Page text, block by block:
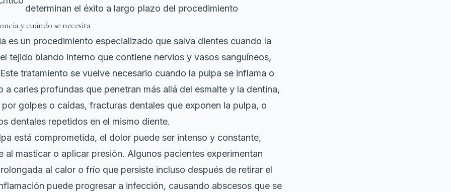
determinan el éxito a largo plazo del procedimiento
y cuándo se necesita
es un procedimiento especializado que salva dientes cuando la
tejido blando interno que contiene nervios y vasos sanguíneos,
tratamiento se vuelve necesario cuando la pulpa se inflama o
a caries profundas que penetran más allá del esmalte y la dentina,
golpes o caídas, fracturas dentales que exponen la pulpa, o
dentales repetidos en el mismo diente.
está comprometida, el dolor puede ser intenso y constante,
al masticar o aplicar presión. Algunos pacientes experimentan
al calor o frío que persiste incluso después de retirar el
puede progresar a infección, causando abscesos que se